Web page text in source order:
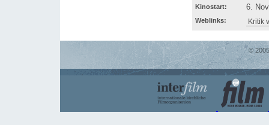
Kinostart: 6.
Weblinks: Kritik
©